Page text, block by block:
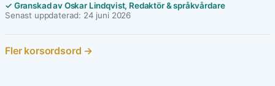
✓ Granskad av Oskar Lindqvist, Redaktör & språkvårdare
Senast uppdaterad: 24 juni 2026
Fler korsordsord →